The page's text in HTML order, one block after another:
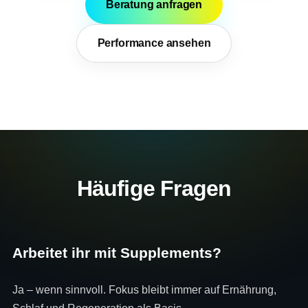
Beratung anfragen
Performance ansehen
Häufige Fragen
Arbeitet ihr mit Supplements?
Ja – wenn sinnvoll. Fokus bleibt immer auf Ernährung,